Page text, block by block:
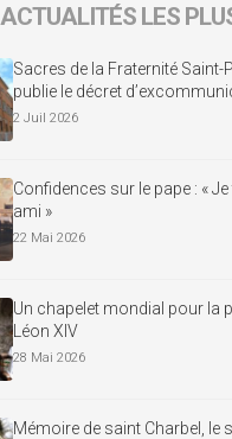
ACTUALITÉS LES
Sacres de la Fraternité Saint-
publie le décret
2 Juil 2026
Confidences sur le pape : «
ami »
22 Mai 2026
Un chapelet mondial pour la
Léon XIV
28 Mai 2026
Mémoire de saint Charbel, le